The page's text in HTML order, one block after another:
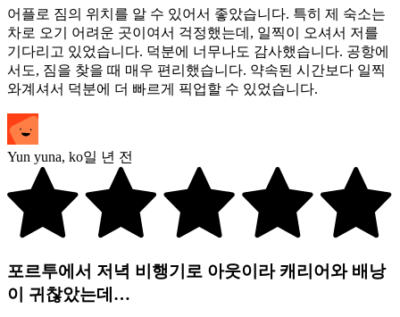
어플로 짐의 위치를 알 수 있어서 좋았습니다. 특히 제 숙소는
차로 오기 어려운 곳이여서 걱정했는데, 일찍이 오셔서 저를
기다리고 있었습니다. 덕분에 너무나도 감사했습니다. 공항에
서도, 짐을 찾을 때 매우 편리했습니다. 약속된 시간보다 일찍
와계셔서 덕분에 더 빠르게 픽업할 수 있었습니다.
Yun yuna, ko일 년 전
포르투에서 저녁 비행기로 아웃이라 캐리어와 배낭
이 귀찮았는데…